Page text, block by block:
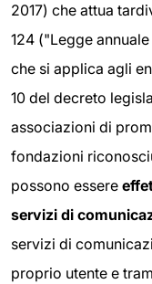
2017) che attua
124 ("Legge
che si applica agli
10 del decreto
associazioni di
fondazioni
possono essere
servizi di
servizi di
proprio utente e